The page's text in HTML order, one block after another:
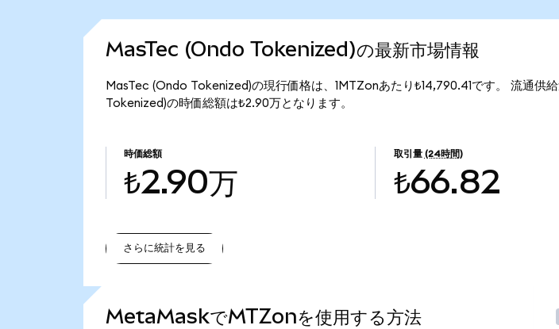
MasTec (Ondo Tokenized)の最新市場情報
MasTec (Ondo Tokenized)の現行価格は、1MTZonあたり₺14,790.41です。 流通供
Tokenized)の時価総額は₺2.90万となります。
時価総額
₺2.90万
取引量 (24時間)
₺66.82
さらに統計を見る
MetaMaskでMTZonを使用する方法